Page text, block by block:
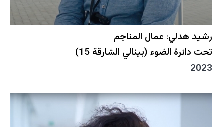
رشيد هدلي: عمال المناجم
تحت دائرة الضوء (بينالي الشارقة 15)
2023